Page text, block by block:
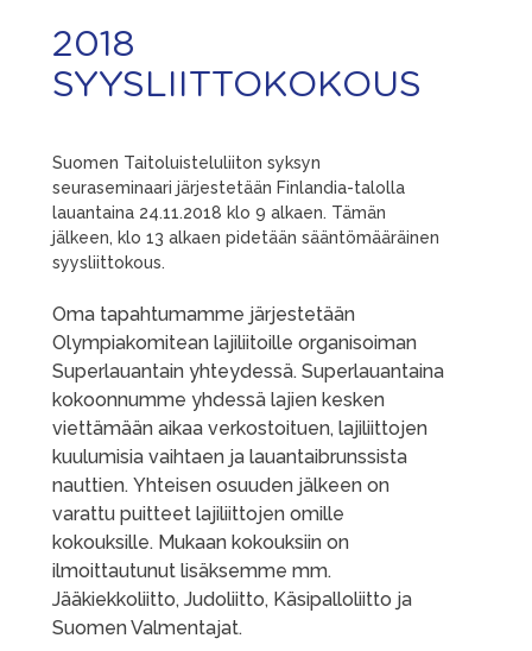
2018
SYYSLIITTOKOKOUS
Suomen Taitoluisteluliiton syksyn
seuraseminaari järjestetään Finlandia-talolla
lauantaina 24.11.2018 klo 9 alkaen. Tämän
jälkeen, klo 13 alkaen pidetään sääntömääräinen
syysliittokous.
Oma tapahtumamme järjestetään
Olympiakomitean lajiliitoille organisoiman
Superlauantain yhteydessä. Superlauantaina
kokoonnumme yhdessä lajien kesken
viettämään aikaa verkostoituen, lajiliittojen
kuulumisia vaihtaen ja lauantaibrunssista
nauttien. Yhteisen osuuden jälkeen on
varattu puitteet lajiliittojen omille
kokouksille. Mukaan kokouksiin on
ilmoittautunut lisäksemme mm.
Jääkiekkoliitto, Judoliitto, Käsipalloliitto ja
Suomen Valmentajat.